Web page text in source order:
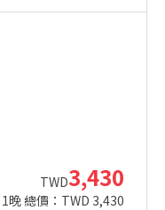
TWD3,430
1晚 總價：TWD 3,430